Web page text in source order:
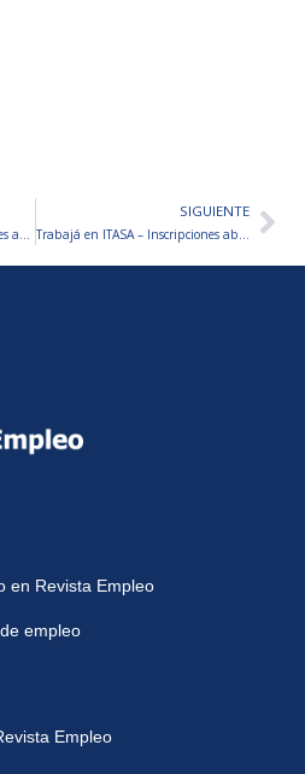
Trabajá en ATRIM – Inscripciones abiertas
SIGUIENTE
Trabajá en ITASA – Inscripciones abiertas
en Revista Empleo
empleo
Empleo